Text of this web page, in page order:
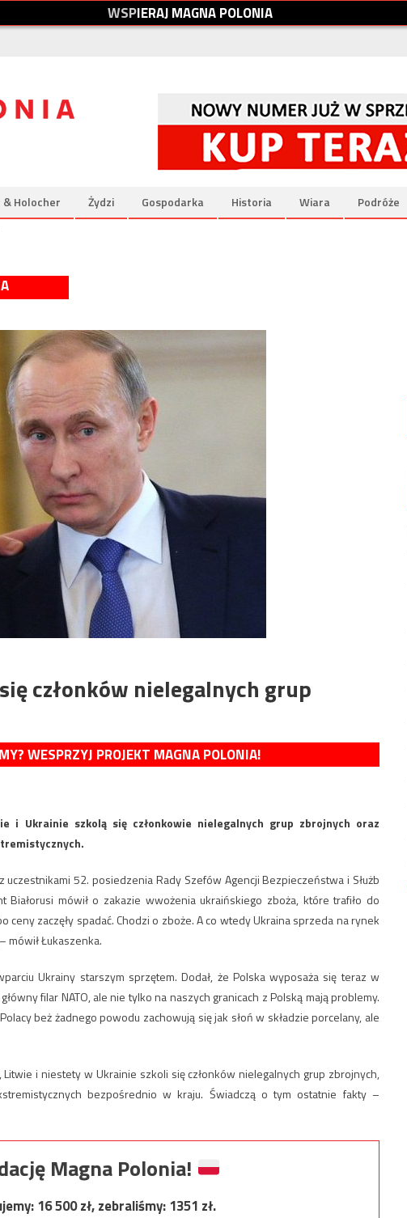
WSPIERAJMAGNAPOLONIA
Holocher Żydzi Gospodarka Historia Wiara Podróże
członków nielegalnych grup
WESPRZYJ PROJEKT MAGNA POLONIA!
i Ukrainie szkolą się członkowie nielegalnych grup zbrojnych oraz
52. posiedzenia Rady Szefów Agencji Bezpieczeństwa i Służb
Białorusi mówił o zakazie wwożenia ukraińskiego zboża, które trafiło do
ceny zaczęły spadać. Chodzi o zboże. A co wtedy Ukraina sprzeda na rynek
mówił Łukaszenka.
Ukrainy starszym sprzętem. Dodał, że Polska wyposaża się teraz w
filar NATO, ale nie tylko na naszych granicach z Polską mają problemy.
beż żadnego powodu zachowują się jak słoń w składzie porcelany, ale
i niestety w Ukrainie szkoli się członków nielegalnych grup zbrojnych,
bezpośrednio w kraju. Świadczą o tym ostatnie fakty –
Magna Polonia!
16 500zł, zebraliśmy:1351 zł.